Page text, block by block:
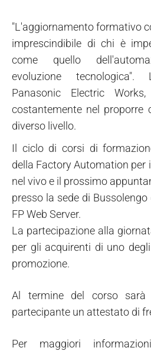
"L'aggiornamento formativo
imprescindibile di chi è
come quello
evoluzione
Panasonic Electric
costantemente nel proporre
diverso livello.
Il ciclo di corsi di
della Factory Automation per
nel vivo e il prossimo
presso la sede di
FP Web Server.
La partecipazione alla
per gli acquirenti di uno
promozione.
Al termine del corso sarà
partecipante un attestato di
Per maggiori